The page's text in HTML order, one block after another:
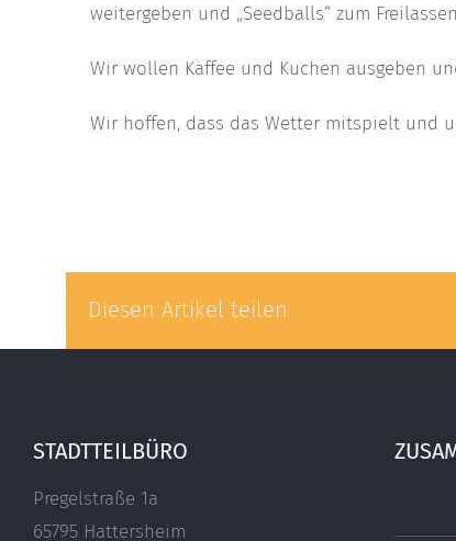
weitergeben und „Seedballs“ zum
Wir wollen Kaffee und Kuchen ausgeben
Wir hoffen, dass das Wetter mitspielt und
Diesen Artikel teilen
STADTTEILBÜRO
Pregelstraße 1a
65795 Hattersheim